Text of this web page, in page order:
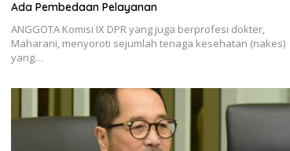
Ada Pembedaan Pelayanan
ANGGOTA Komisi IX DPR yang juga berprofesi dokter,
Maharani, menyoroti sejumlah tenaga kesehatan (nakes)
yang…